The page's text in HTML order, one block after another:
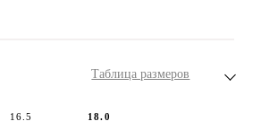
Таблица размеров
16.5 18.0